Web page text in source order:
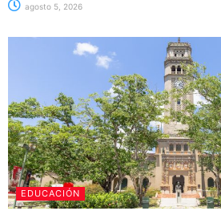
agosto 5, 2026
EDUCACIÓN